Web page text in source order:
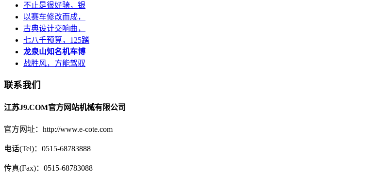
不止是很好骑，银
以赛车修改而成，
古典设计交响曲，
七八千预算，125踏
龙泉山知名机车博
战胜风，方能驾驭
联系我们
江苏J9.COM官方网站机械有限公司
官方网址：http://www.e-cote.com
电话(Tel)：0515-68783888
传真(Fax)：0515-68783088